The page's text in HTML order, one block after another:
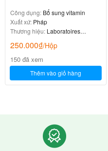
Công dụng: Bổ sung vitamin
Xuất xứ: Pháp
Thương hiệu: Laboratoires
250.000₫/Hộp
150 đã xem
Thêm vào giỏ hàng